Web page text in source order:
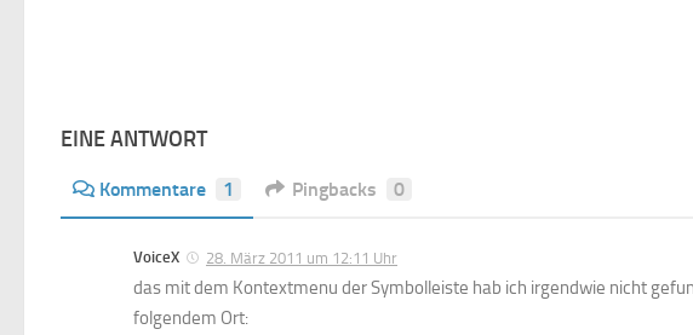
EINE ANTWORT
Kommentare 1 Pingbacks 0
VoiceX 28. März 2011 um 12:11 Uhr
das mit dem Kontextmenu der Symbolleiste hab ich irgendwie nicht
folgendem Ort: